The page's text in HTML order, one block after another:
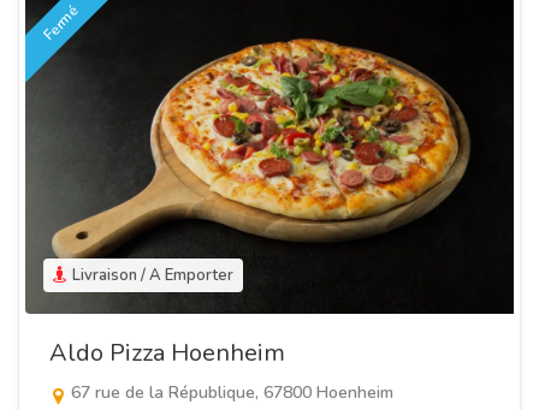
Livraison / A Emporter
Fermé
Aldo Pizza Hoenheim
67 rue de la République, 67800 Hoenheim